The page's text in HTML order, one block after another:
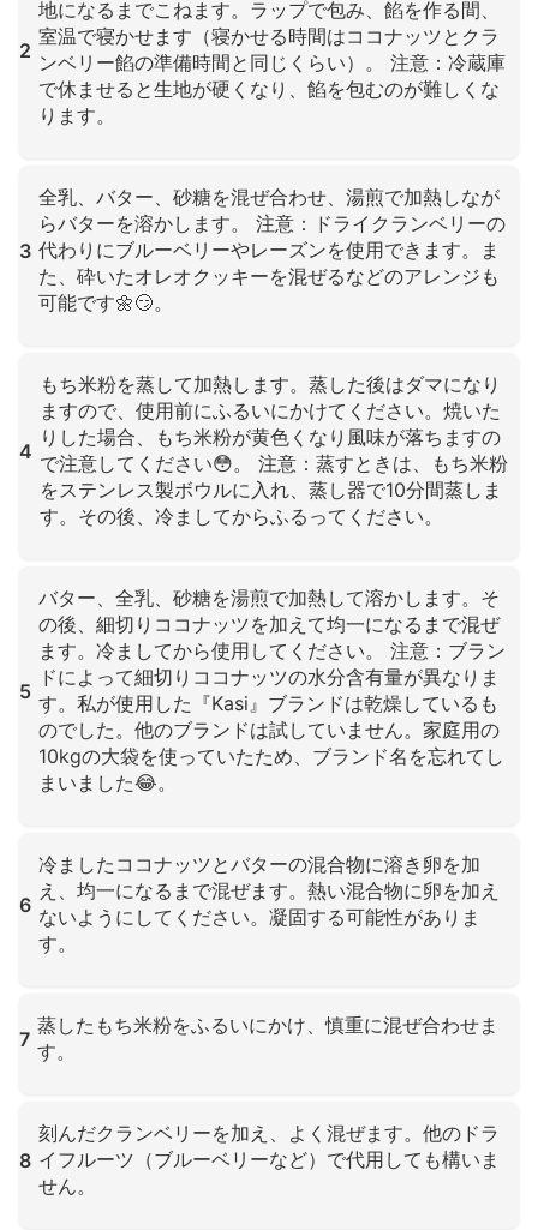
2
地になるまでこねます。ラップで包み、餡を作る間、
室温で寝かせます（寝かせる時間はココナッツとクラ
ンベリー餡の準備時間と同じくらい）。 注意：冷蔵庫
で休ませると生地が硬くなり、餡を包むのが難しくな
ります。
3
全乳、バター、砂糖を混ぜ合わせ、湯煎で加熱しなが
らバターを溶かします。 注意：ドライクランベリーの
代わりにブルーベリーやレーズンを使用できます。ま
た、砕いたオレオクッキーを混ぜるなどのアレンジも
可能です🌼😏。
4
もち米粉を蒸して加熱します。蒸した後はダマになり
ますので、使用前にふるいにかけてください。焼いた
りした場合、もち米粉が黄色くなり風味が落ちますの
で注意してください😳。 注意：蒸すときは、もち米粉
をステンレス製ボウルに入れ、蒸し器で10分間蒸しま
す。その後、冷ましてからふるってください。
5
バター、全乳、砂糖を湯煎で加熱して溶かします。そ
の後、細切りココナッツを加えて均一になるまで混ぜ
ます。冷ましてから使用してください。 注意：ブラン
ドによって細切りココナッツの水分含有量が異なりま
す。私が使用した『Kasi』ブランドは乾燥しているも
のでした。他のブランドは試していません。家庭用の
10kgの大袋を使っていたため、ブランド名を忘れてし
まいました😂。
6
冷ましたココナッツとバターの混合物に溶き卵を加
え、均一になるまで混ぜます。熱い混合物に卵を加え
ないようにしてください。凝固する可能性がありま
す。
7
蒸したもち米粉をふるいにかけ、慎重に混ぜ合わせま
す。
8
刻んだクランベリーを加え、よく混ぜます。他のドラ
イフルーツ（ブルーベリーなど）で代用しても構いま
せん。